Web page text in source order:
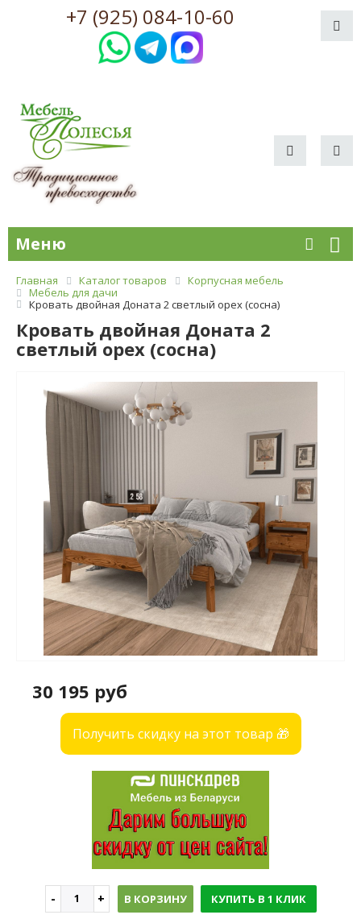
+7 (925) 084-10-60
Меню
Главная Каталог товаров
Корпусная мебель
Мебель для дачи
Кровать двойная Доната 2 светлый орех (сосна)
Кровать двойная Доната 2
светлый орех (сосна)
30 195 руб
Получить скидку на этот товар 🎁
В КОРЗИНУ КУПИТЬ В 1 КЛИК